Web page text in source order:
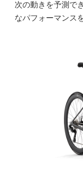
次の動きを予測で
なパフォーマンス